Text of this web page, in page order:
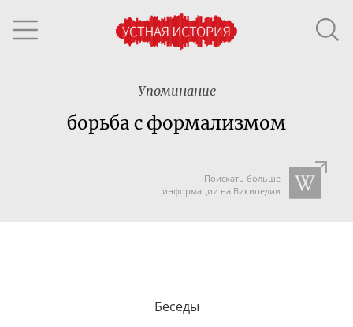
Упоминание
борьба с формализмом
Поискать больше
информации на Википедии
Беседы